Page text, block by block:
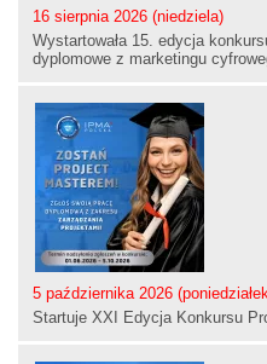
16 sierpnia 2026 (niedziela)
Wystartowała 15. edycja
dyplomowe z marketingu
5 października 2026
Startuje XXI Edycja Konkursu